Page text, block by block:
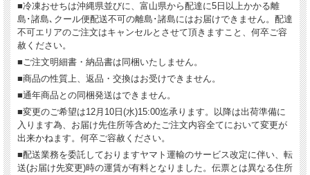
■冷凍おせちは沖縄県並びに、富山県から配達に5日以上かかる離
島･諸島､クール便配送不可の離島･諸島にはお届けできません。配達
不可エリアのご注文はキャンセルとさせて頂きますこと、何卒ご容
赦ください。
■ご注文明細書・納品書は同梱いたしません。
■商品の性質上、返品・交換はお受けできません。
■通年商品との同梱発送はできません。
■変更のご希望は12月10日(水)15:00迄承ります。以降は出荷準備に
入ります為、お届け先住所等含めたご注文内容全てにおいて変更が
出来かねます。何卒ご容赦ください。
■配送業務を委託しておりますヤマト運輸のサービス改定に伴い、転
送(お届け先変更)時の運賃が有料となりました。伝票とは異なる住所